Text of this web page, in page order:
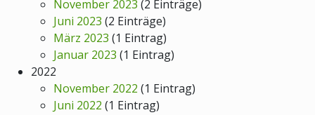
November 2023 (2 Einträge)
Juni 2023 (2 Einträge)
März 2023 (1 Eintrag)
Januar 2023 (1 Eintrag)
2022
November 2022 (1 Eintrag)
Juni 2022 (1 Eintrag)